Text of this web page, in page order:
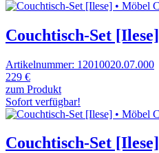
Couchtisch-Set [Ilese]
Artikelnummer: 12010020.07.000
229 €
zum Produkt
Sofort verfügbar!
Couchtisch-Set [Ilese]